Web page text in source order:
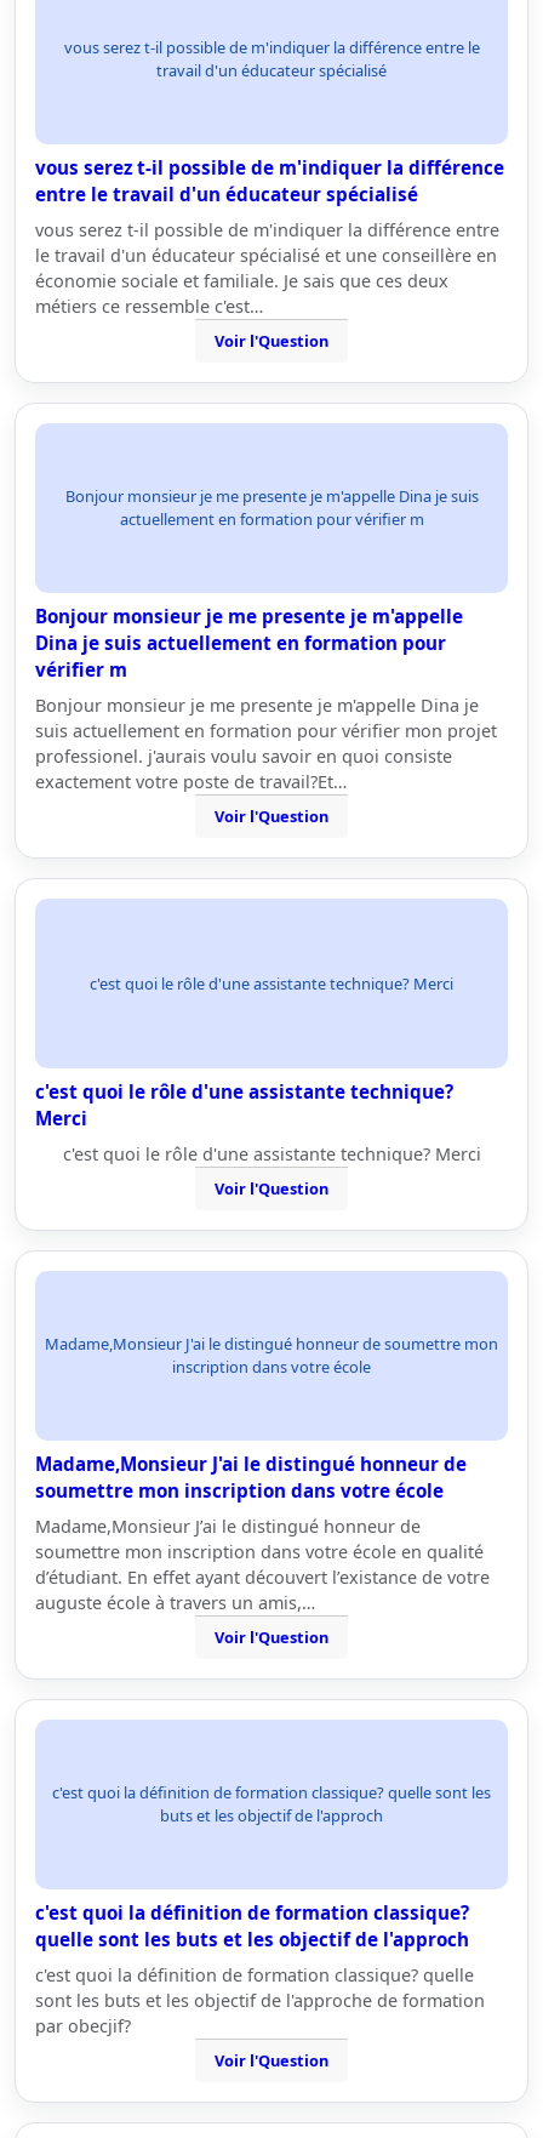
vous serez t-il possible de m'indiquer la différence entre le
travail d'un éducateur spécialisé
vous serez t-il possible de m'indiquer la différence
entre le travail d'un éducateur spécialisé
vous serez t-il possible de m'indiquer la différence entre
le travail d'un éducateur spécialisé et une conseillère en
économie sociale et familiale. Je sais que ces deux
métiers ce ressemble c'est…
Voir l'Question
Bonjour monsieur je me presente je m'appelle Dina je suis
actuellement en formation pour vérifier m
Bonjour monsieur je me presente je m'appelle
Dina je suis actuellement en formation pour
vérifier m
Bonjour monsieur je me presente je m'appelle Dina je
suis actuellement en formation pour vérifier mon projet
professionel. j'aurais voulu savoir en quoi consiste
exactement votre poste de travail?Et…
Voir l'Question
c'est quoi le rôle d'une assistante technique? Merci
c'est quoi le rôle d'une assistante technique?
Merci
c'est quoi le rôle d'une assistante technique? Merci
Voir l'Question
Madame,Monsieur J'ai le distingué honneur de soumettre mon
inscription dans votre école
Madame,Monsieur J'ai le distingué honneur de
soumettre mon inscription dans votre école
Madame,Monsieur J’ai le distingué honneur de
soumettre mon inscription dans votre école en qualité
d’étudiant. En effet ayant découvert l’existance de votre
auguste école à travers un amis,…
Voir l'Question
c'est quoi la définition de formation classique? quelle sont les
buts et les objectif de l'approch
c'est quoi la définition de formation classique?
quelle sont les buts et les objectif de l'approch
c'est quoi la définition de formation classique? quelle
sont les buts et les objectif de l'approche de formation
par obecjif?
Voir l'Question